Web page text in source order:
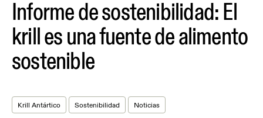
Informe de sostenibilidad: El
krill es una fuente de alimento
sostenible
Krill Antártico Sostenibilidad Noticias